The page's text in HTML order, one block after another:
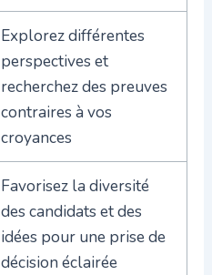
Explorez différentes
perspectives et
recherchez des preuves
contraires à vos
croyances
Favorisez la diversité
des candidats et des
idées pour une prise de
décision éclairée